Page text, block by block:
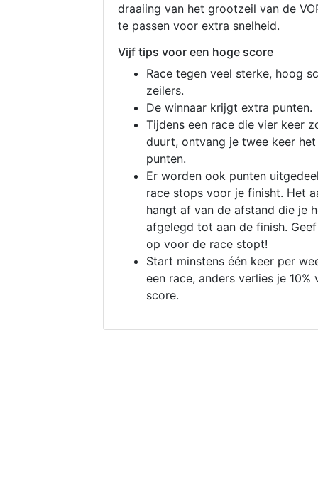
draaiing van het grootzeil van de
te passen voor extra snelheid.
Vijf tips voor een hoge score
Race tegen veel sterke, hoog
zeilers.
De winnaar krijgt extra punten.
Tijdens een race die vier keer
duurt, ontvang je twee keer
punten.
Er worden ook punten
race stops voor je finisht. Het
hangt af van de afstand die je
afgelegd tot aan de finish.
op voor de race stopt!
Start minstens één keer per
een race, anders verlies je 10%
score.